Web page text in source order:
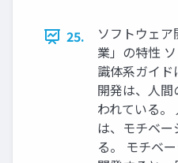
25.
ソフトウェ
業」の特性
識体系ガイ
開発は、人
われている。
は、モチベ
る。 モチベ